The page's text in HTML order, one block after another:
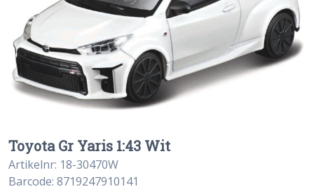
Toyota Gr Yaris 1:43 Wit
Artikelnr: 18-30470W
Barcode: 8719247910141